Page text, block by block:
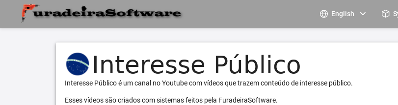
English
Interesse Público é um canal no Youtube com vídeos que trazem conteúdo de interesse público.
Esses vídeos são criados com sistemas feitos pela FuradeiraSoftware.